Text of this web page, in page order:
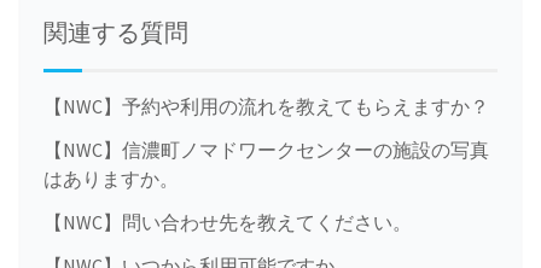
関連する質問
【NWC】予約や利用の流れを教えてもらえますか？
【NWC】信濃町ノマドワークセンターの施設の写真
はありますか。
【NWC】問い合わせ先を教えてください。